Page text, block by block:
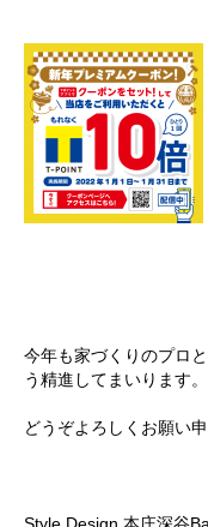
今年も家づくりのプロ
う精進してまいります。
どうぞよろしくお願い申